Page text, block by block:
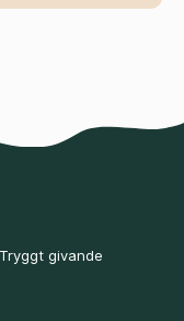
givande